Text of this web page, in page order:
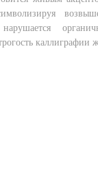
каллиграфии